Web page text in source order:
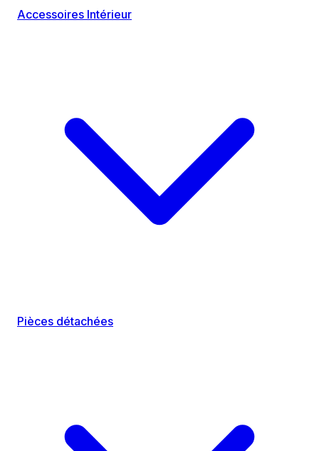
Accessoires Intérieur
Pièces détachées